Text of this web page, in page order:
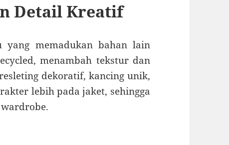
Detail Kreatif
memadukan bahan lain
menambah tekstur dan
dekoratif, kancing unik,
lebih pada jaket, sehingga